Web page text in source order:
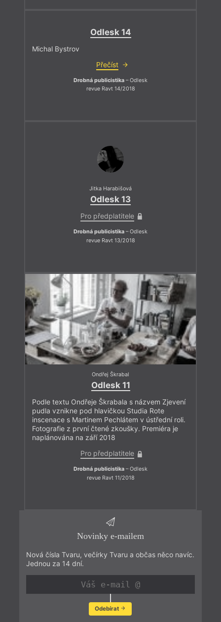
Odlesk 14
Michal Bystrov
Přečíst
Drobná publicistika – Odlesk
revue Ravt 14/2018
Jitka Harabišová
Odlesk 13
Pro předplatitele
Drobná publicistika – Odlesk
revue Ravt 13/2018
Ondřej Škrabal
Odlesk 11
Podle textu Ondřeje Škrabala s názvem Zjevení
pudla vznikne pod hlavičkou Studia Rote
inscenace s Martinem Pechlátem v ústřední roli.
Fotografie z první čtené zkoušky. Premiéra je
naplánována na září 2018
Pro předplatitele
Drobná publicistika – Odlesk
revue Ravt 11/2018
Novinky e-mailem
Nová čísla Tvaru, večírky Tvaru a občas něco navíc.
Jednou za 14 dní.
Odebírat